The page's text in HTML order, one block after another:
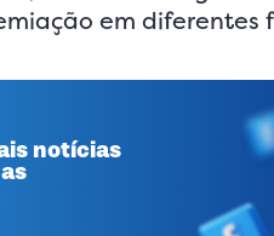
em diferentes
notícias